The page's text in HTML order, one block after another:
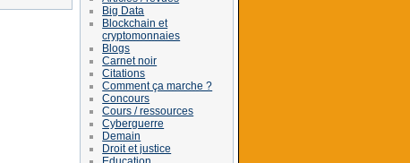
Big Data
Blockchain et
cryptomonnaies
Blogs
Carnet noir
Citations
Comment ça marche ?
Concours
Cours / ressources
Cyberguerre
Demain
Droit et justice